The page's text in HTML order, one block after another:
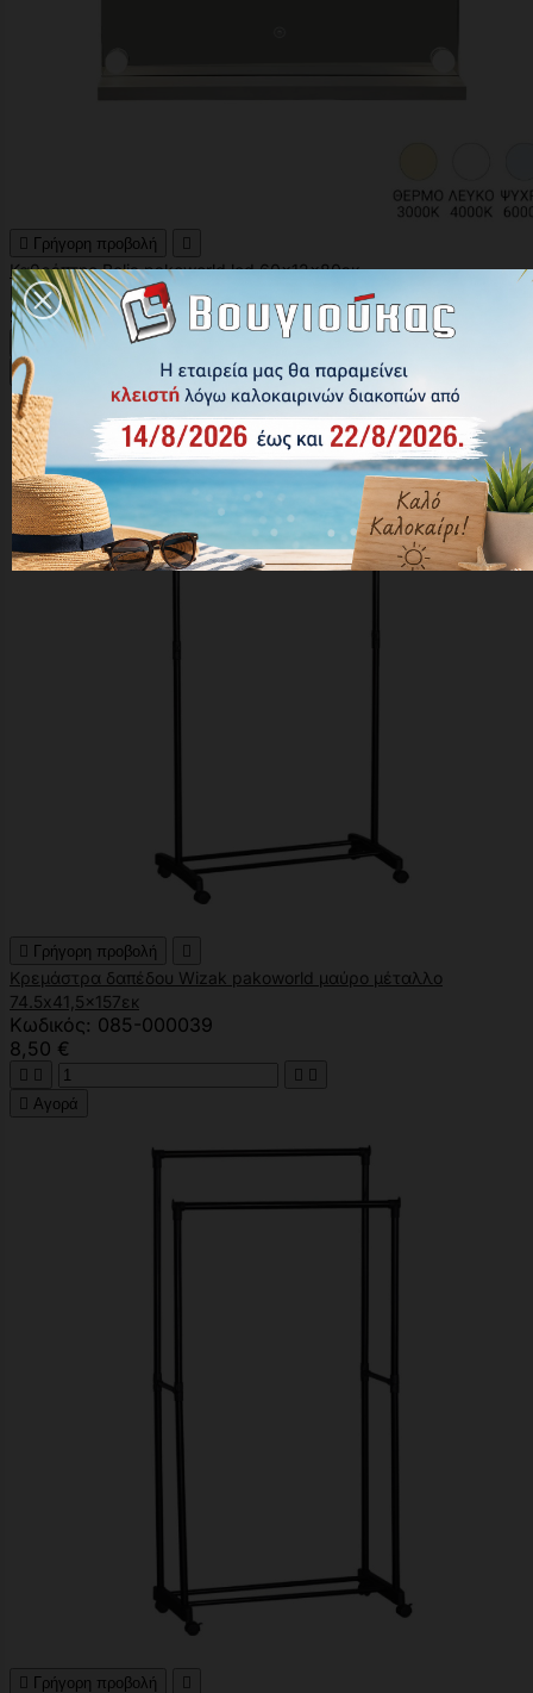
 Γρήγορη προβολή 
Καθρέπτης Belia pakoworld led 60x12x80εκ
Κωδικός: 298-000057
93,80 €

 Αγορά
 Γρήγορη προβολή 
Κρεμάστρα δαπέδου Wizak pakoworld μαύρο μέταλλο
74.5x41,5x157εκ
Κωδικός: 085-000039
8,50 €
   
 Αγορά
 Γρήγορη προβολή 